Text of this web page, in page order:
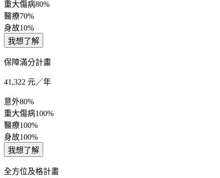
重大傷病80%
醫療70%
身故10%
我想了解
保障滿分計畫
41,322 元／年
意外80%
重大傷病100%
醫療100%
身故100%
我想了解
全方位及格計畫